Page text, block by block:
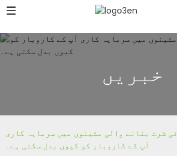
خبریں
ٹی شرٹ بنانے والی مشینوں میں سرمایہ کاری
آپ کے کاروبار کو کیوں بدل سکتی ہے۔